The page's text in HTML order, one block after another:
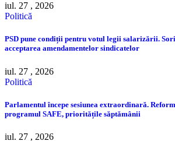
iul. 27 , 2026
Politică
PSD pune condiții pentru votul legii salarizării.
acceptarea amendamentelor sindicatelor
iul. 27 , 2026
Politică
Parlamentul începe sesiunea extraordinară.
programul SAFE, prioritățile săptămânii
iul. 27 , 2026